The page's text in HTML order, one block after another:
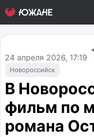
Новороссийск
24 апреля 2026, 17:19
В
фильм по
романа